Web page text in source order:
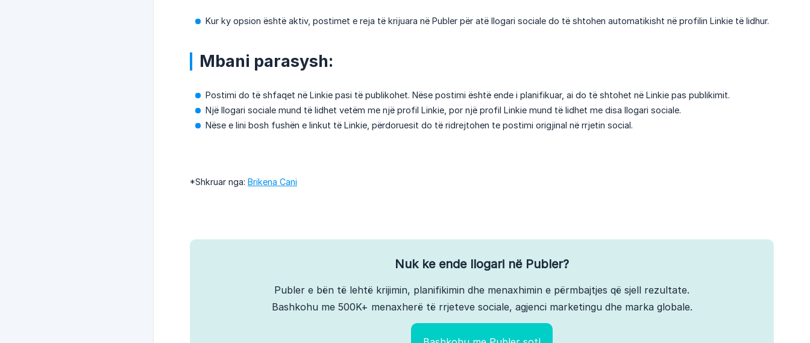
Kur ky opsion është aktiv, postimet e reja të krijuara në Publer për atë llogari sociale do të shtohen automatikisht në profilin Linkie të lidhur.
Mbani parasysh:
Postimi do të shfaqet në Linkie pasi të publikohet. Nëse postimi është ende i planifikuar, ai do të shtohet në Linkie pas publikimit.
Një llogari sociale mund të lidhet vetëm me një profil Linkie, por një profil Linkie mund të lidhet me disa llogari sociale.
Nëse e lini bosh fushën e linkut të Linkie, përdoruesit do të ridrejtohen te postimi origjinal në rrjetin social.
*Shkruar nga: Brikena Cani
Nuk ke ende llogari në Publer?
Publer e bën të lehtë krijimin, planifikimin dhe menaxhimin e përmbajtjes që sjell rezultate.
Bashkohu me 500K+ menaxherë të rrjeteve sociale, agjenci marketingu dhe marka globale.